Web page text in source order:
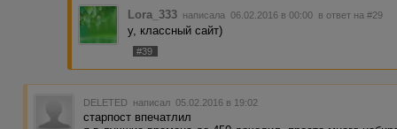
Lora_333 написала 06.02.2016 в 00:00 в ответ на #29
у, классный сайт)
#39
DELETED написал 05.02.2016 в 19:02
старпост впечатлил